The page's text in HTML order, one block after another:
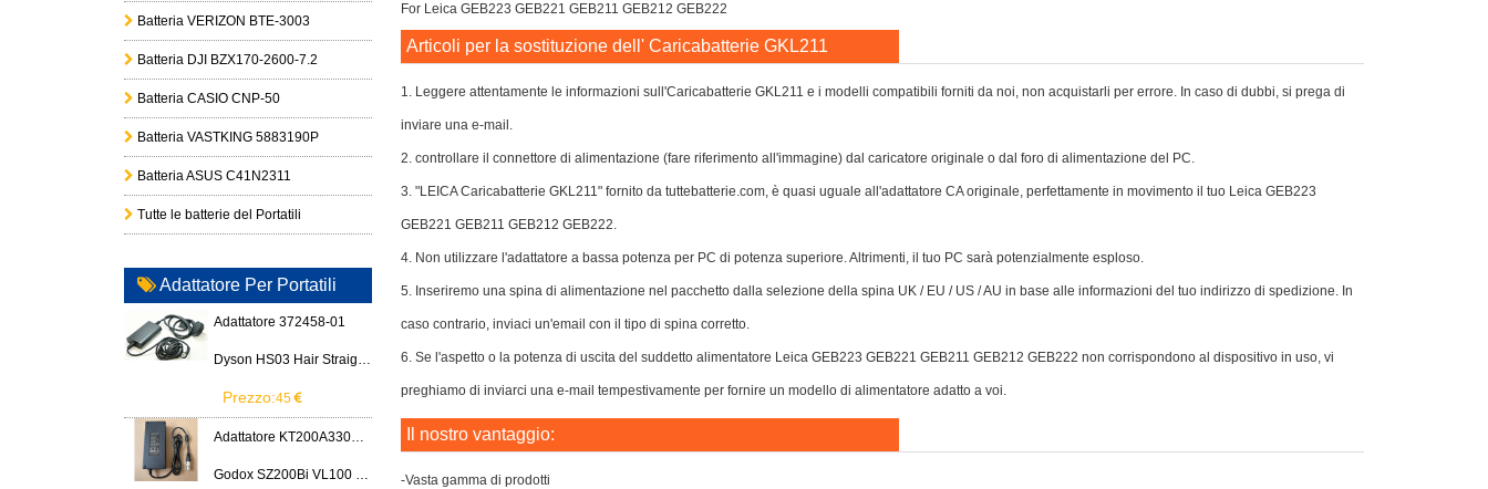
For Leica GEB223 GEB221 GEB211 GEB212 GEB222
Articoli per la sostituzione dell' Caricabatterie GKL211
1. Leggere attentamente le informazioni sull'Caricabatterie GKL211 e i modelli compatibili forniti da noi, non acquistarli per errore. In caso di dubbi, si prega di
inviare una e-mail.
2. controllare il connettore di alimentazione (fare riferimento all'immagine) dal caricatore originale o dal foro di alimentazione del PC.
3. "LEICA Caricabatterie GKL211" fornito da tuttebatterie.com, è quasi uguale all'adattatore CA originale, perfettamente in movimento il tuo Leica GEB223
GEB221 GEB211 GEB212 GEB222.
4. Non utilizzare l'adattatore a bassa potenza per PC di potenza superiore. Altrimenti, il tuo PC sarà potenzialmente esploso.
5. Inseriremo una spina di alimentazione nel pacchetto dalla selezione della spina UK / EU / US / AU in base alle informazioni del tuo indirizzo di spedizione. In
caso contrario, inviaci un'email con il tipo di spina corretto.
6. Se l'aspetto o la potenza di uscita del suddetto alimentatore Leica GEB223 GEB221 GEB211 GEB212 GEB222 non corrispondono al dispositivo in uso, vi
preghiamo di inviarci una e-mail tempestivamente per fornire un modello di alimentatore adatto a voi.
Il nostro vantaggio:
-Vasta gamma di prodotti
Batteria VERIZON BTE-3003
Batteria DJI BZX170-2600-7.2
Batteria CASIO CNP-50
Batteria VASTKING 5883190P
Batteria ASUS C41N2311
Tutte le batterie del Portatili
Adattatore Per Portatili
Adattatore 372458-01
Dyson HS03 Hair Straightener
Prezzo:45
Adattatore KT200A3300666B3
Godox SZ200Bi VL100 VL200 VL300 LED Light